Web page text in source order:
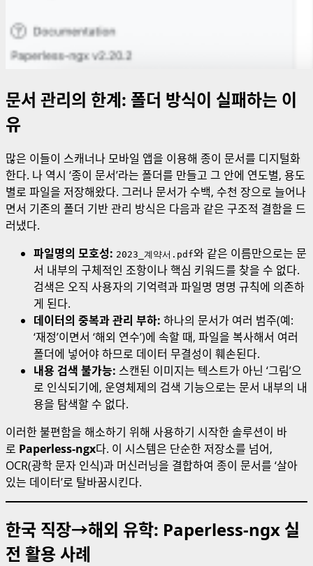
문서 관리의 한계: 폴더 방식이 실패하는 이
유
많은 이들이 스캐너나 모바일 앱을 이용해 종이 문서를 디지털화
한다. 나 역시 ‘종이 문서’라는 폴더를 만들고 그 안에 연도별, 용도
별로 파일을 저장해왔다. 그러나 문서가 수백, 수천 장으로 늘어나
면서 기존의 폴더 기반 관리 방식은 다음과 같은 구조적 결함을 드
러냈다.
파일명의 모호성: 2023_계약서.pdf와 같은 이름만으로는 문
서 내부의 구체적인 조항이나 핵심 키워드를 찾을 수 없다.
검색은 오직 사용자의 기억력과 파일명 명명 규칙에 의존하
게 된다.
데이터의 중복과 관리 부하: 하나의 문서가 여러 범주(예:
‘재정’이면서 ‘해외 연수’)에 속할 때, 파일을 복사해서 여러
폴더에 넣어야 하므로 데이터 무결성이 훼손된다.
내용 검색 불가능: 스캔된 이미지는 텍스트가 아닌 ‘그림’으
로 인식되기에, 운영체제의 검색 기능으로는 문서 내부의 내
용을 탐색할 수 없다.
이러한 불편함을 해소하기 위해 사용하기 시작한 솔루션이 바
로 Paperless-ngx다. 이 시스템은 단순한 저장소를 넘어,
OCR(광학 문자 인식)과 머신러닝을 결합하여 종이 문서를 ‘살아
있는 데이터’로 탈바꿈시킨다.
한국 직장→해외 유학: Paperless-ngx 실
전 활용 사례